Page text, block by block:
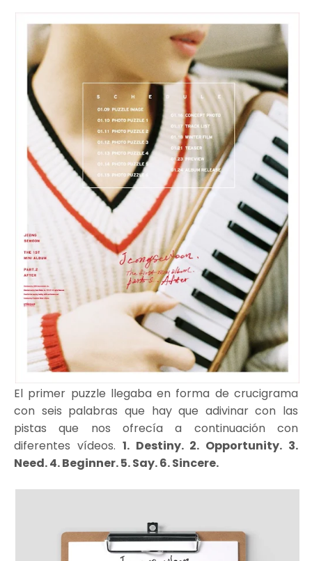
El primer puzzle llegaba en forma de crucigrama
con seis palabras que hay que adivinar con las
pistas que nos ofrecía a continuación con
diferentes vídeos. 1. Destiny. 2. Opportunity. 3.
Need. 4. Beginner. 5. Say. 6. Sincere.